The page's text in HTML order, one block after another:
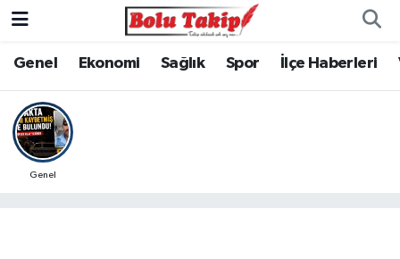
Genel Ekonomi Sağlık Spor İlçe Haberleri
Genel